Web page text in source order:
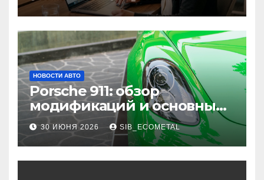
реальные отзывы о
выплатах
НОВОСТИ АВТО
Porsche 911: обзор
модификаций и основные
характеристики
30 ИЮНЯ 2026 SIB_ECOMETAL